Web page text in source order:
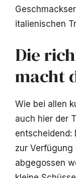
italienischen
Die
macht
Wie bei allen
auch hier der
entscheidend:
zur Verfügung
abgegossen